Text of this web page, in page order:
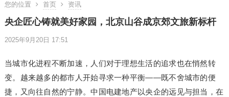
您的位置 首页 资讯
央企匠心铸就美好家园，北京山谷成京郊文旅新标杆
2025年9月20日 17:51
当城市化进程不断加速，人们对于理想生活的追求也在悄然转
变。越来越多的都市人开始寻求一种平衡——既不舍城市的便
捷，又向往自然的宁静。中国电建地产以央企的远见与担当，在